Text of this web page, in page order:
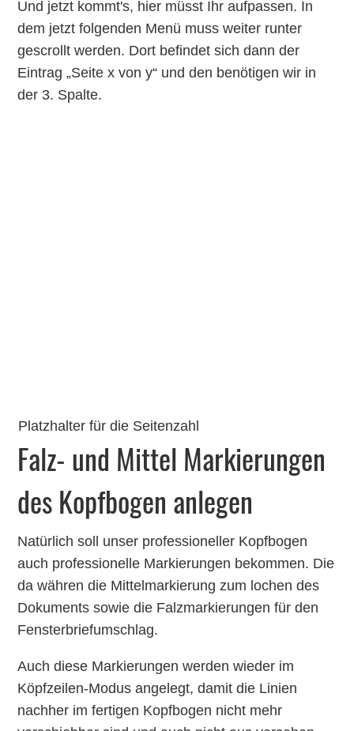
Und jetzt kommt's, hier müsst Ihr aufpassen. In
dem jetzt folgenden Menü muss weiter runter
gescrollt werden. Dort befindet sich dann der
Eintrag „Seite x von y“ und den benötigen wir in
der 3. Spalte.
Platzhalter für die Seitenzahl
Falz- und Mittel Markierungen
des Kopfbogen anlegen
Natürlich soll unser professioneller Kopfbogen
auch professionelle Markierungen bekommen. Die
da währen die Mittelmarkierung zum lochen des
Dokuments sowie die Falzmarkierungen für den
Fensterbriefumschlag.
Auch diese Markierungen werden wieder im
Köpfzeilen-Modus angelegt, damit die Linien
nachher im fertigen Kopfbogen nicht mehr